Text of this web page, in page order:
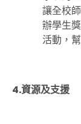
讓全校
辦學生
活動，
4.資源及支援